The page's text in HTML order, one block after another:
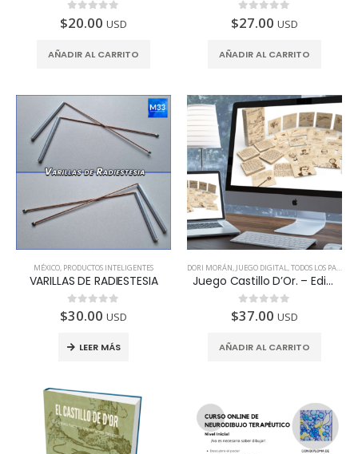
0de 5
$20.00 USD
AÑADIR AL CARRITO
0de 5
$27.00 USD
AÑADIR AL CARRITO
MÉXICO, PRODUCTOS INTELIGENTES
VARILLAS DE RADIESTESIA
0de 5
$30.00 USD
LEER MÁS
DORI MORÁN, JUEGO DIGITAL,TODOS LOS PAÍSES
Juego Castillo D’Or. – Edición Digital
0de 5
$37.00 USD
AÑADIR AL CARRITO